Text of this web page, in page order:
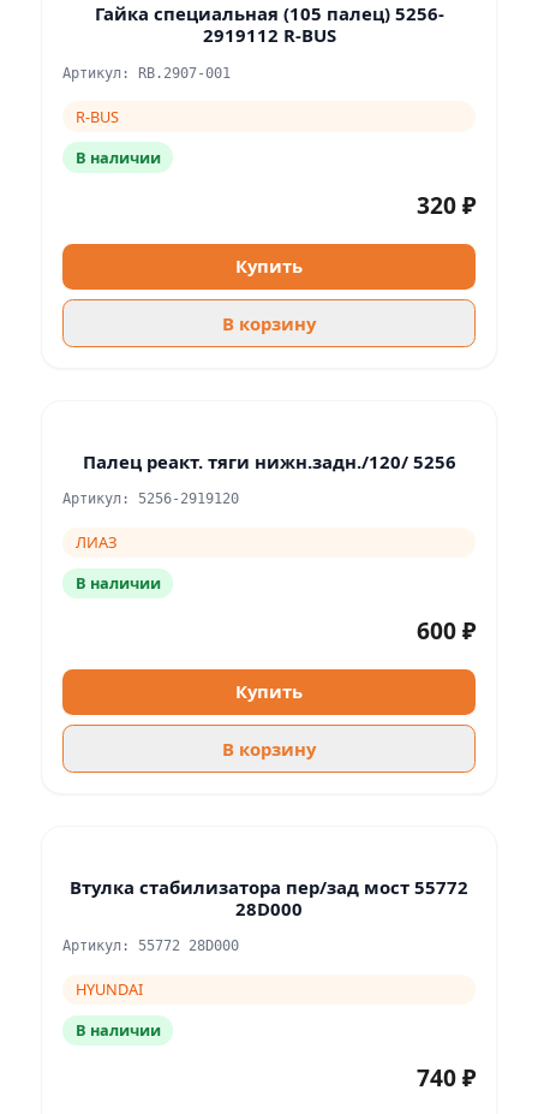
Гайка специальная (105 палец) 5256-
2919112 R-BUS
Артикул: RB.2907-001
R-BUS
В наличии
320 ₽
Купить
В корзину
Палец реакт. тяги нижн.задн./120/ 5256
Артикул: 5256-2919120
ЛИАЗ
В наличии
600 ₽
Купить
В корзину
Втулка стабилизатора пер/зад мост 55772
28D000
Артикул: 55772 28D000
HYUNDAI
В наличии
740 ₽